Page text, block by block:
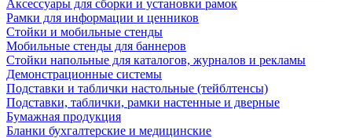
Аксессуары для сборки и установки рамок
Рамки для информации и ценников
Стойки и мобильные стенды
Мобильные стенды для баннеров
Стойки напольные для каталогов, журналов и рекламы
Демонстрационные системы
Подставки и таблички настольные (тейблтенсы)
Подставки, таблички, рамки настенные и дверные
Бумажная продукция
Бланки бухгалтерские и медицинские